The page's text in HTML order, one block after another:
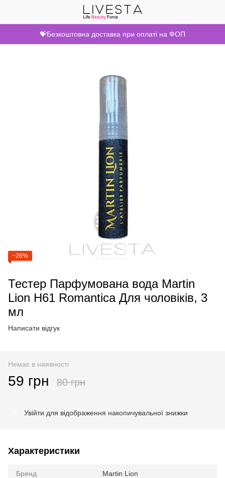
💝Безкоштовна доставка при оплаті на ФОП
−26%
Тестер Парфумована вода Martin
Lion H61 Romantica Для чоловіків, 3
мл
Написати відгук
Немає в наявності
59 грн 80 грн
Увійти для відображення накопичувальної знижки
Характеристики
Бренд Martin Lion